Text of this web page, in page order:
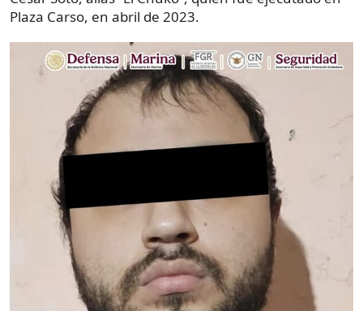
Plaza Carso, en abril de 2023.